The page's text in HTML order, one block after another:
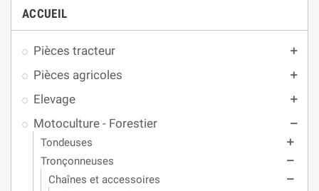
ACCUEIL
Pièces tracteur add
Pièces agricoles add
Elevage add
Motoculture - Forestier remove
Tondeuses add
Tronçonneuses remove
Chaînes et accessoires remove